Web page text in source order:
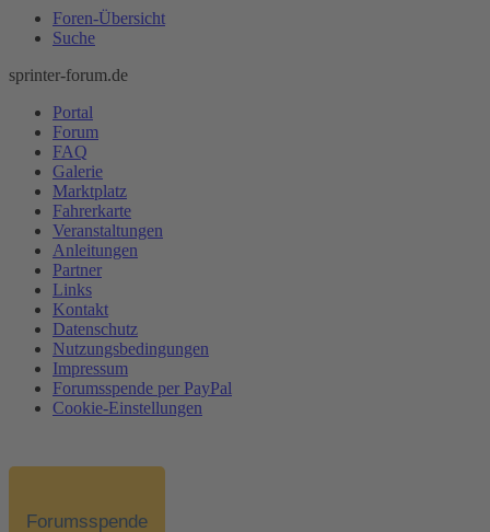
Foren-Übersicht
Suche
sprinter-forum.de
Portal
Forum
FAQ
Galerie
Marktplatz
Fahrerkarte
Veranstaltungen
Anleitungen
Partner
Links
Kontakt
Datenschutz
Nutzungsbedingungen
Impressum
Forumsspende per PayPal
Cookie-Einstellungen
Forumsspende